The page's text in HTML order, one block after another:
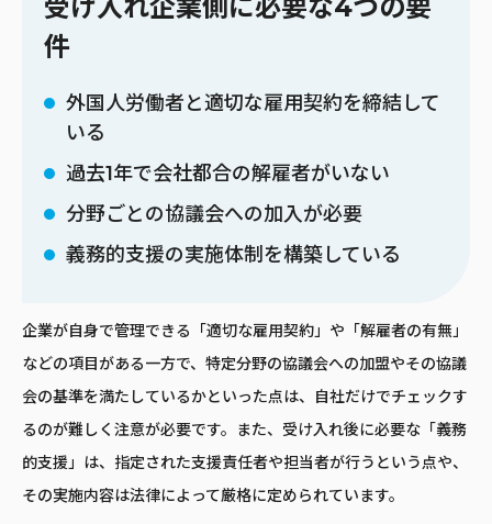
受け入れ企業側に必要な4つの要
件
外国人労働者と適切な雇用契約を締結して
いる
過去1年で会社都合の解雇者がいない
分野ごとの協議会への加入が必要
義務的支援の実施体制を構築している
企業が自身で管理できる「適切な雇用契約」や「解雇者の有無」
などの項目がある一方で、特定分野の協議会への加盟やその協議
会の基準を満たしているかといった点は、自社だけでチェックす
るのが難しく注意が必要です。また、受け入れ後に必要な「義務
的支援」は、指定された支援責任者や担当者が行うという点や、
その実施内容は法律によって厳格に定められています。